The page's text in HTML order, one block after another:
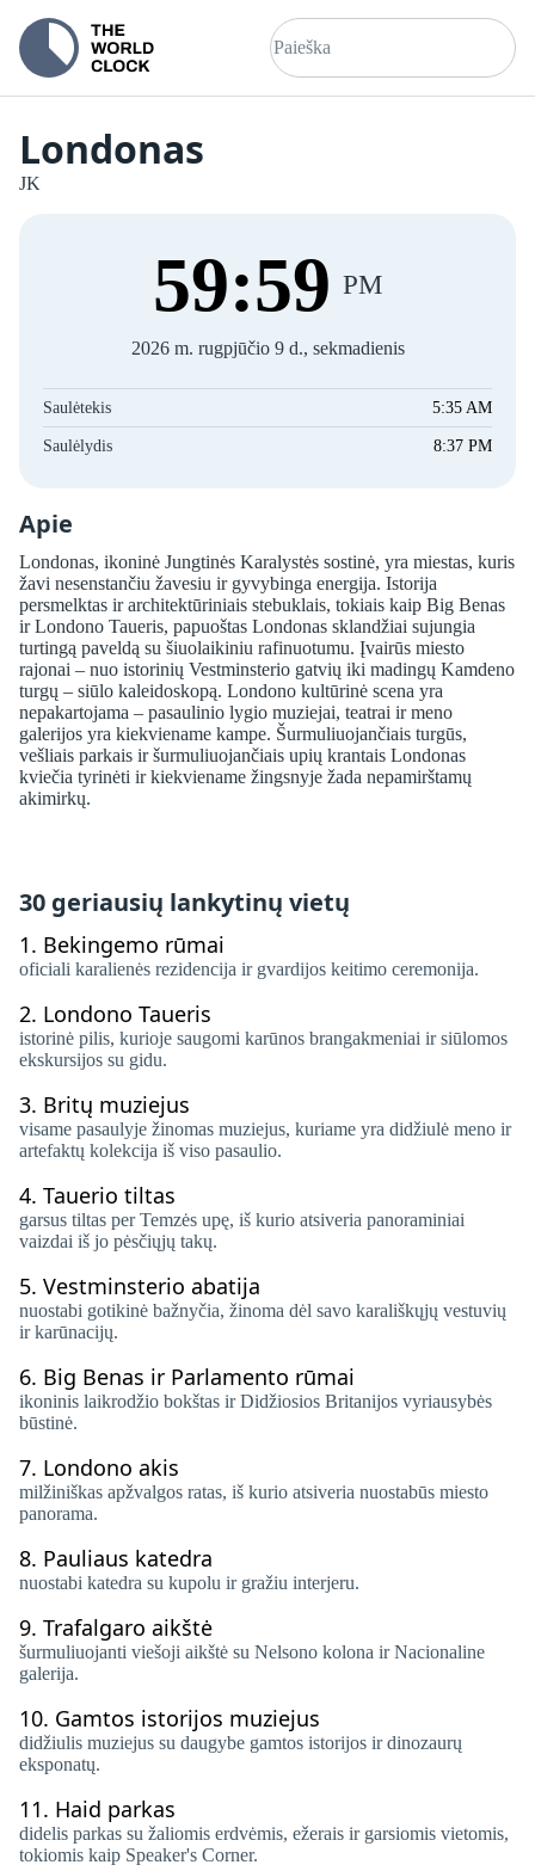
Londonas
JK
59:59 PM
2026 m. rugpjūčio 9 d., sekmadienis
Saulėtekis 5:35 AM
Saulėlydis 8:37 PM
Apie
Londonas, ikoninė Jungtinės Karalystės sostinė, yra miestas, kuris
žavi nesenstančiu žavesiu ir gyvybinga energija. Istorija
persmelktas ir architektūriniais stebuklais, tokiais kaip Big Benas
ir Londono Taueris, papuoštas Londonas sklandžiai sujungia
turtingą paveldą su šiuolaikiniu rafinuotumu. Įvairūs miesto
rajonai – nuo ​​istorinių Vestminsterio gatvių iki madingų Kamdeno
turgų – siūlo kaleidoskopą. Londono kultūrinė scena yra
nepakartojama – pasaulinio lygio muziejai, teatrai ir meno
galerijos yra kiekviename kampe. Šurmuliuojančiais turgūs,
vešliais parkais ir šurmuliuojančiais upių krantais Londonas
kviečia tyrinėti ir kiekviename žingsnyje žada nepamirštamų
akimirkų.
30 geriausių lankytinų vietų
1. Bekingemo rūmai
oficiali karalienės rezidencija ir gvardijos keitimo ceremonija.
2. Londono Taueris
istorinė pilis, kurioje saugomi karūnos brangakmeniai ir siūlomos
ekskursijos su gidu.
3. Britų muziejus
visame pasaulyje žinomas muziejus, kuriame yra didžiulė meno ir
artefaktų kolekcija iš viso pasaulio.
4. Tauerio tiltas
garsus tiltas per Temzės upę, iš kurio atsiveria panoraminiai
vaizdai iš jo pėsčiųjų takų.
5. Vestminsterio abatija
nuostabi gotikinė bažnyčia, žinoma dėl savo karališkųjų vestuvių
ir karūnacijų.
6. Big Benas ir Parlamento rūmai
ikoninis laikrodžio bokštas ir Didžiosios Britanijos vyriausybės
būstinė.
7. Londono akis
milžiniškas apžvalgos ratas, iš kurio atsiveria nuostabūs miesto
panorama.
8. Pauliaus katedra
nuostabi katedra su kupolu ir gražiu interjeru.
9. Trafalgaro aikštė
šurmuliuojanti viešoji aikštė su Nelsono kolona ir Nacionaline
galerija.
10. Gamtos istorijos muziejus
didžiulis muziejus su daugybe gamtos istorijos ir dinozaurų
eksponatų.
11. Haid parkas
didelis parkas su žaliomis erdvėmis, ežerais ir garsiomis vietomis,
tokiomis kaip Speaker's Corner.